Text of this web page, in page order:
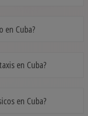
en Cuba?
en Cuba?
en Cuba?